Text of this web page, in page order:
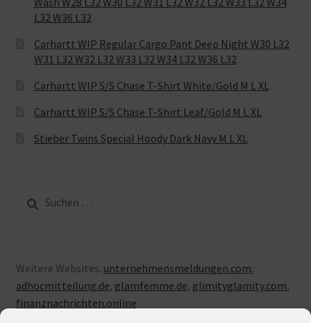
L32 W36 L32
Carhartt WIP Regular Cargo Pant Deep Night W30 L32
W31 L32 W32 L32 W33 L32 W34 L32 W36 L32
Carhartt WIP S/S Chase T-Shirt White/Gold M L XL
Carhartt WIP S/S Chase T-Shirt Leaf/Gold M L XL
Stieber Twins Special Hoody Dark Navy M L XL
nach:
Weitere Websites: unternehmensmeldungen.com,
adhocmitteilung.de, glamfemme.de, glimityglamity.com,
finanznachrichten.online